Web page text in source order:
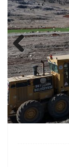
Previous